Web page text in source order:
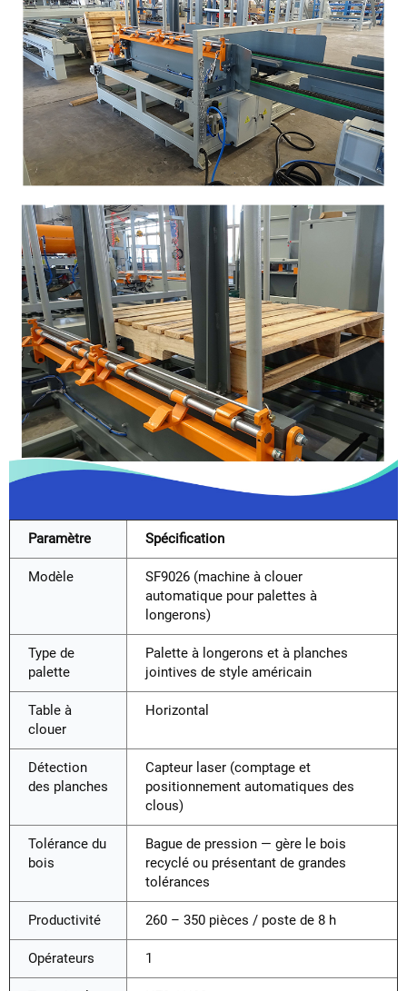
Paramètre Spécification
Modèle
SF9026 (machine à clouer
automatique pour palettes à
longerons)
Type de
palette
Palette à longerons et à planches
jointives de style américain
Table à
clouer
Horizontal
Détection
des planches
Capteur laser (comptage et
positionnement automatiques des
clous)
Tolérance du
bois
Bague de pression — gère le bois
recyclé ou présentant de grandes
tolérances
Productivité 260 – 350 pièces / poste de 8 h
Opérateurs 1